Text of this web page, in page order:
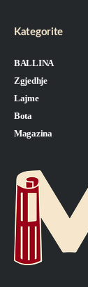
Kategorite
BALLINA
Zgjedhje
Lajme
Bota
Magazina